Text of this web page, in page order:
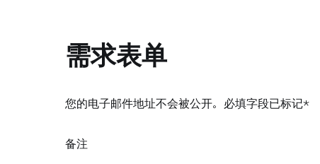
需求表单
您的电子邮件地址不会被公开。必填字段已标记*
备注